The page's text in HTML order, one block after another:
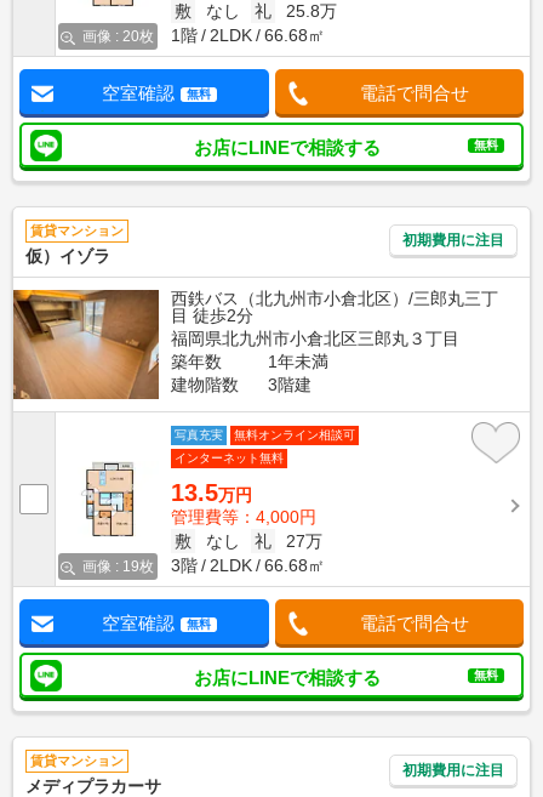
画像 : 20枚
敷
なし 礼
25.8万
1階
2LDK 66.68㎡
空室確認 無料 電話で問合せ
お店にLINEで相談する 無料
賃貸マンション
仮）イゾラ
初期費用に注目
西鉄バス（北九州市小倉北区）/三郎丸三丁
目 徒歩2分
福岡県北九州市小倉北区三郎丸３丁目
築年数
1年未満
建物階数
3階建
画像 : 19枚
写真充実
無料オンライン相談可
インターネット無料
13.5万円
管理費等：4,000円
敷
なし 礼
27万
3階
2LDK 66.68㎡
空室確認 無料 電話で問合せ
お店にLINEで相談する 無料
賃貸マンション
メディプラカーサ
初期費用に注目